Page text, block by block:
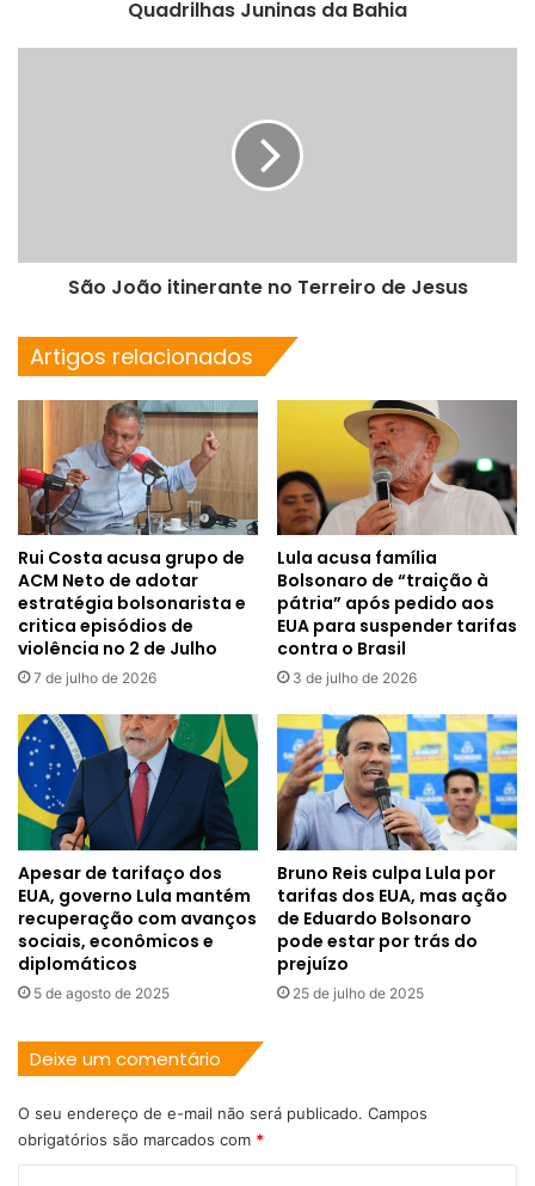
Quadrilhas Juninas da Bahia
São João itinerante no Terreiro de Jesus
Artigos relacionados
Rui Costa acusa grupo de
ACM Neto de adotar
estratégia bolsonarista e
critica episódios de
violência no 2 de Julho
7 de julho de 2026
Lula acusa família
Bolsonaro de “traição à
pátria” após pedido aos
EUA para suspender tarifas
contra o Brasil
3 de julho de 2026
Apesar de tarifaço dos
EUA, governo Lula mantém
recuperação com avanços
sociais, econômicos e
diplomáticos
5 de agosto de 2025
Bruno Reis culpa Lula por
tarifas dos EUA, mas ação
de Eduardo Bolsonaro
pode estar por trás do
prejuízo
25 de julho de 2025
Deixe um comentário
O seu endereço de e-mail não será publicado. Campos
obrigatórios são marcados com *